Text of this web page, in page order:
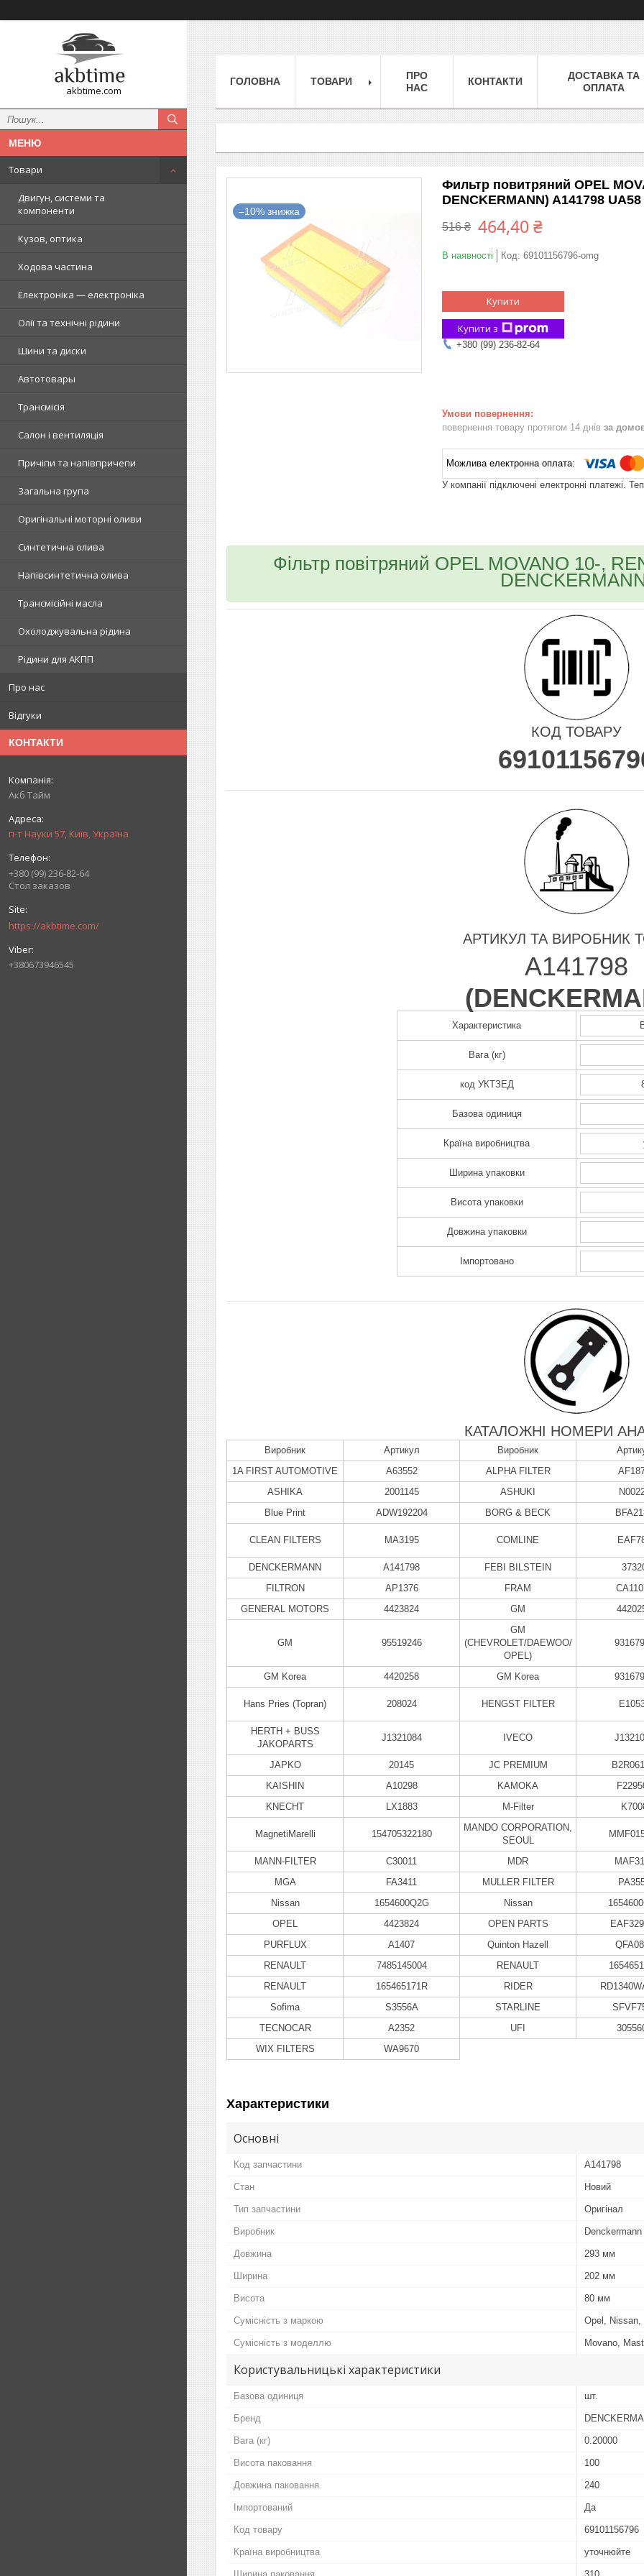
akbtime.com
Товари
Двигун, системи та
компоненти
Кузов, оптика
Ходова частина
Електроніка — електроніка
Олії та технічні рідини
Шини та диски
Автотовары
Трансмісія
Салон і вентиляція
Причіпи та напівпричепи
Загальна група
Оригінальні моторні оливи
Синтетична олива
Напівсинтетична олива
Трансмісійні масла
Охолоджувальна рідина
Рідини для АКПП
Про нас
Відгуки
КОНТАКТИ
Акб Тайм
п-т Науки 57, Київ, Україна
+380 (99) 236-82-64
Стол заказов
https://akbtime.com/
+380673946545
ГОЛОВНА ТОВАРИ
ПРО
НАС
КОНТАКТИ
ДОСТАВКА ТА
ОПЛАТА
–10%
Фильтр повитряний OPEL
DENCKERMANN) A141798 UA58
516 ₴ 464,40 ₴
В наявності Код: 69101156796-omg
Купити
Купити з
+380 (99) 236-82-64
повернення товару протягом 14 днів за
У компанії підключені електронні платежі.
Фільтр повітряний OPEL MOVANO 10-,
КОД ТОВАРУ
АРТИКУЛ ТА ВИРОБНИК
A141798
(
Характеристика
Вага (кг)
код УКТЗЕД
Базова одиниця
Країна виробництва
Ширина упаковки
Висота упаковки
Довжина упаковки
Імпортовано
КАТАЛОЖНІ НОМЕРИ
Виробник Артикул Виробник
1A FIRST AUTOMOTIVE
A63552 ALPHA FILTER
ASHIKA
2001145 ASHUKI
Blue Print
ADW192204 BORG & BECK
CLEAN FILTERS MA3195 COMLINE
DENCKERMANN A141798 FEBI BILSTEIN
FILTRON
AP1376 FRAM
GENERAL MOTORS
4423824 GM
GM 95519246
GM
(CHEVROLET/DAEWOO/
OPEL)
GM Korea 4420258 GM Korea
Hans Pries (Topran) 208024 HENGST FILTER
HERTH + BUSS
JAKOPARTS
J1321084 IVECO
JAPKO 20145 JC PREMIUM
KAISHIN
A10298 KAMOKA
KNECHT
LX1883 M-Filter
MagnetiMarelli 154705322180
MANDO CORPORATION,
SEOUL
MANN-FILTER C30011 MDR
MGA
FA3411 MULLER FILTER
Nissan
1654600Q2G Nissan
OPEL
4423824 OPEN PARTS
PURFLUX
A1407 Quinton Hazell
RENAULT
7485145004 RENAULT
RENAULT
165465171R RIDER
Sofima
S3556A STARLINE
TECNOCAR
A2352 UFI
WIX FILTERS
WA9670
Характеристики
Основні
Код запчастини A141798
Стан Новий
Тип запчастини Оригінал
Виробник Denckermann
Довжина 293 мм
Ширина 202 мм
Висота 80 мм
Сумісність з маркою Opel, Nissan,
Сумісність з моделлю Movano,
Користувальницькі характеристики
Базова одиниця шт.
Бренд
Вага (кг) 0.20000
Висота паковання 100
Довжина паковання 240
Імпортований Да
Код товару 69101156796
Країна виробництва уточнюйте